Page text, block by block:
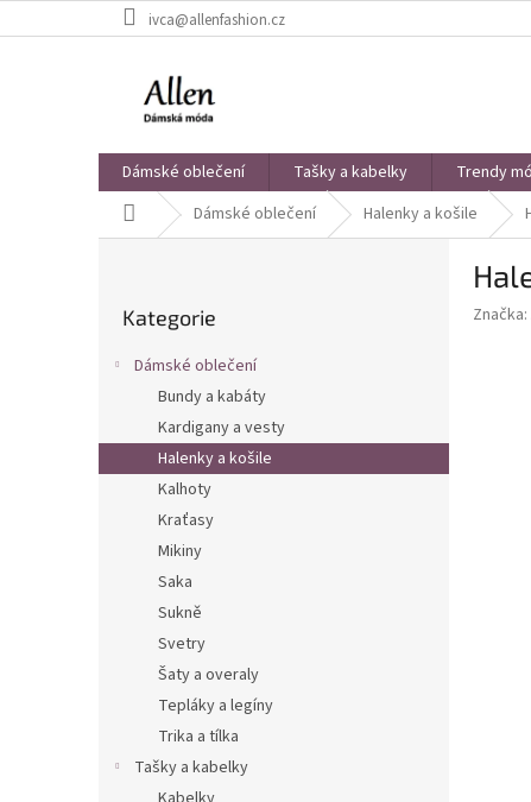
na
ivca@allenfashion.cz
Dámské oblečení Tašky a kabelky Trendy
Domů Dámské oblečení Halenky a košile
kategorie
Kategorie
Dámské oblečení
Bundy a kabáty
Kardigany a vesty
Halenky a košile
Kalhoty
Kraťasy
Mikiny
Saka
Sukně
Svetry
Šaty a overaly
Tepláky a legíny
Trika a tílka
Tašky a kabelky
Značka: